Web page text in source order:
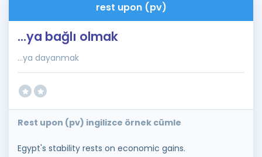
rest upon (pv)
...ya bağlı olmak
...ya dayanmak
Rest upon (pv) ingilizce örnek cümle
Egypt's stability rests on economic gains.